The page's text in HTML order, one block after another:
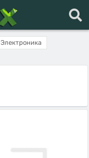
Электроника